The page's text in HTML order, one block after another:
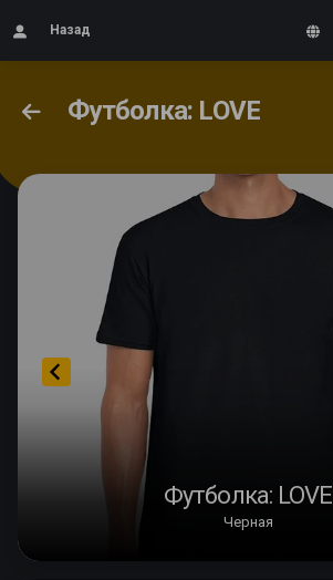
Назад
Футболка: LOVE
Футболка: LOVE
Черная